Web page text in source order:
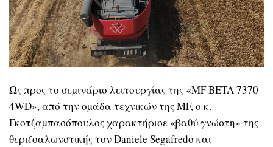
Ως προς το σεµινάριο λειτουργίας της «MF BETA 7370
4WD», από την οµάδα τεχνικών της MF, ο κ.
Γκοτζαµπασόπουλος χαρακτήρισε «βαθύ γνώστη» της
θεριζοαλωνστικής τον Daniele Segafredo και